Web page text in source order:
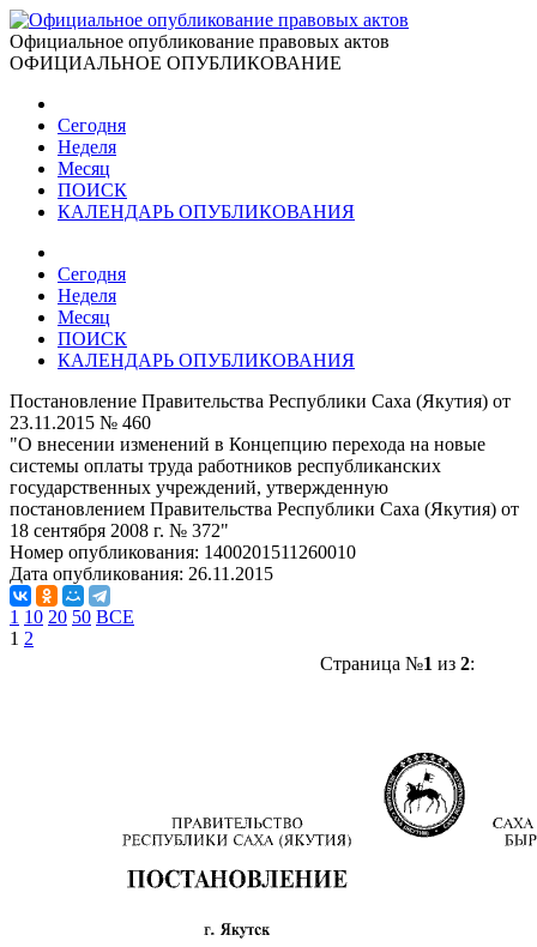
Официальное опубликование правовых актов
ОФИЦИАЛЬНОЕ ОПУБЛИКОВАНИЕ
Сегодня
Неделя
Месяц
ПОИСК
КАЛЕНДАРЬ ОПУБЛИКОВАНИЯ
Сегодня
Неделя
Месяц
ПОИСК
КАЛЕНДАРЬ ОПУБЛИКОВАНИЯ
Постановление Правительства Республики Саха (Якутия) от
23.11.2015 № 460
"О внесении изменений в Концепцию перехода на новые
системы оплаты труда работников республиканских
государственных учреждений, утвержденную
постановлением Правительства Республики Саха (Якутия) от
18 сентября 2008 г. № 372"
Номер опубликования: 1400201511260010
Дата опубликования: 26.11.2015
1 10 20 50 ВСЕ
1 2
Страница №1 из 2: